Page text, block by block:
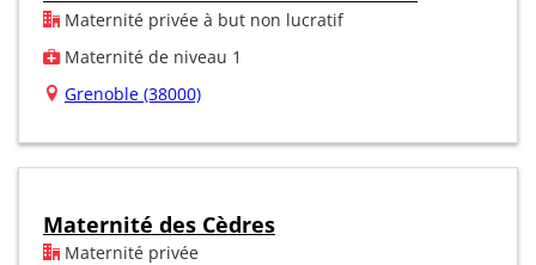
Maternité privée à but non lucratif
Maternité de niveau 1
Grenoble (38000)
Maternité des Cèdres
Maternité privée